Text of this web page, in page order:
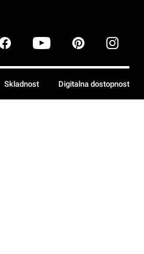
Skladnost Digitalna dostopnost